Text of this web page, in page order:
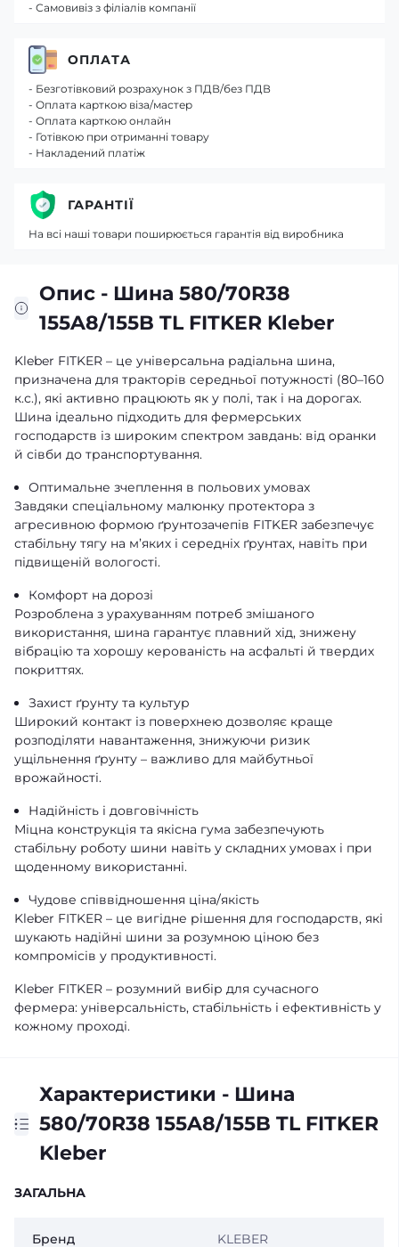
Опис - Шина 580/70R38
155A8/155B TL FITKER Kleber
Kleber FITKER – це універсальна радіальна шина,
призначена для тракторів середньої потужності (80–160
к.с.), які активно працюють як у полі, так і на дорогах.
Шина ідеально підходить для фермерських
господарств із широким спектром завдань: від оранки
й сівби до транспортування.
Оптимальне зчеплення в польових умовах
Завдяки спеціальному малюнку протектора з
агресивною формою ґрунтозачепів FITKER забезпечує
стабільну тягу на м’яких і середніх ґрунтах, навіть при
підвищеній вологості.
Комфорт на дорозі
Розроблена з урахуванням потреб змішаного
використання, шина гарантує плавний хід, знижену
вібрацію та хорошу керованість на асфальті й твердих
покриттях.
Захист ґрунту та культур
Широкий контакт із поверхнею дозволяє краще
розподіляти навантаження, знижуючи ризик
ущільнення ґрунту – важливо для майбутньої
врожайності.
Надійність і довговічність
Міцна конструкція та якісна гума забезпечують
стабільну роботу шини навіть у складних умовах і при
щоденному використанні.
Чудове співвідношення ціна/якість
Kleber FITKER – це вигідне рішення для господарств, які
шукають надійні шини за розумною ціною без
компромісів у продуктивності.
Kleber FITKER – розумний вибір для сучасного
фермера: універсальність, стабільність і ефективність у
кожному проході.
Характеристики - Шина
580/70R38 155A8/155B TL FITKER
Kleber
ЗАГАЛЬНА
Бренд KLEBER
- Самовивіз з філіалів компанії
ОПЛАТА
- Безготівковий розрахунок з ПДВ/без ПДВ
- Оплата карткою віза/мастер
- Оплата карткою онлайн
- Готівкою при отриманні товару
- Накладений платіж
ГАРАНТІЇ
На всі наші товари поширюється гарантія від виробника